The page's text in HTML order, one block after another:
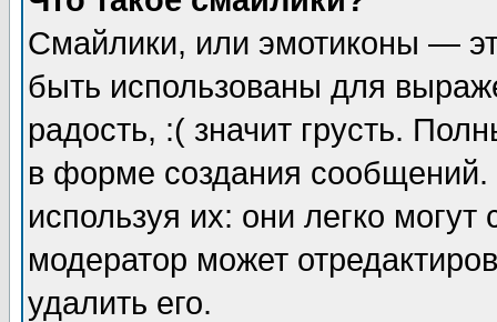
Смайлики, или эмотиконы —
быть использованы для
радость, :( значит грусть.
в форме создания сообщений.
используя их: они легко
модератор может
удалить его.